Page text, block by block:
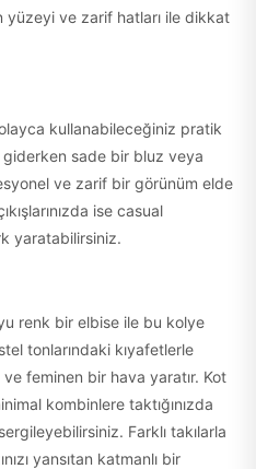
yüzeyi ve zarif hatları ile dikkat
kullanabileceğiniz pratik
giderken sade bir bluz veya
ve zarif bir görünüm elde
ise casual
yaratabilirsiniz.
renk bir elbise ile bu kolye
tonlarındaki kıyafetlerle
feminen bir hava yaratır. Kot
kombinlere taktığınızda
Farklı takılarla
yansıtan katmanlı bir